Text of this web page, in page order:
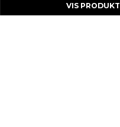
VIS PRODUKT